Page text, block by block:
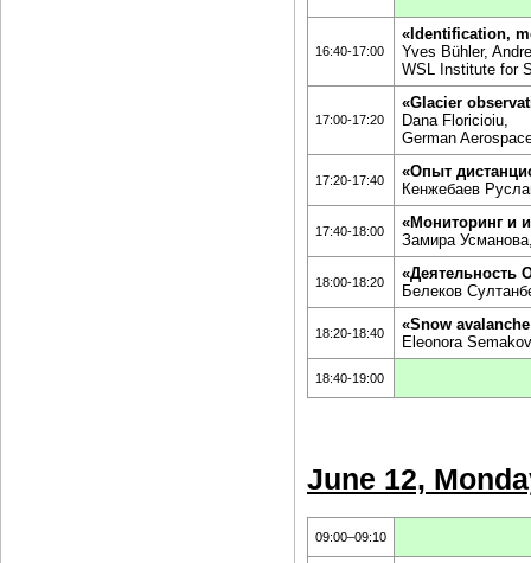
16:40-17:00
«Identification,
Yves Bühler,
WSL Institute for
17:00-17:20
«Glacier
Dana Floricioiu,
German
17:20-17:40
«Опыт
Кенжебаев
17:40-18:00
«Мониторинг и
Замира
18:00-18:20
«Деятельность
Белеков
18:20-18:40
«Snow
Eleonora
18:40-19:00
June 12,
09:00–09:10